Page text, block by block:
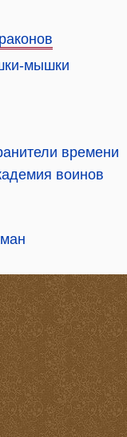
мышки
времени
воинов